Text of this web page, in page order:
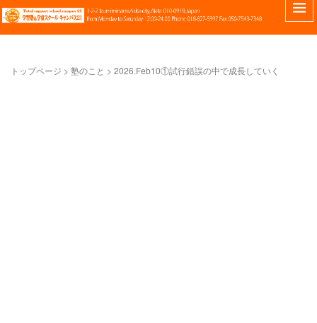
トップページ > 塾のこと > 2026.Feb10①試行錯誤の中で成長していく